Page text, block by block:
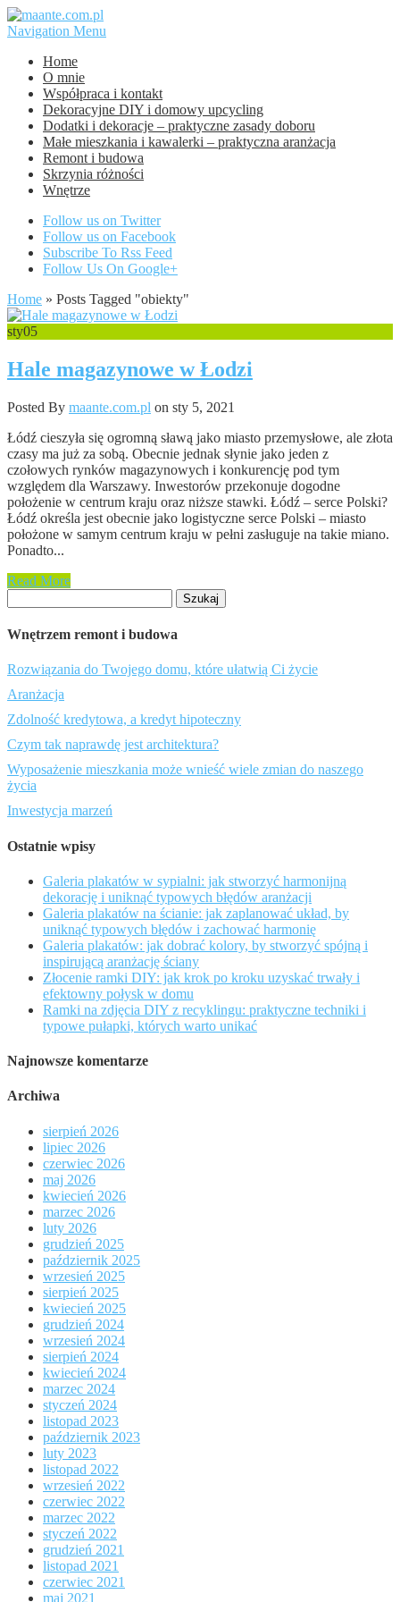
Navigation Menu
Home
O mnie
Współpraca i kontakt
Dekoracyjne DIY i domowy upcycling
Dodatki i dekoracje – praktyczne zasady doboru
Małe mieszkania i kawalerki – praktyczna aranżacja
Remont i budowa
Skrzynia różności
Wnętrze
Follow us on Twitter
Follow us on Facebook
Subscribe To Rss Feed
Follow Us On Google+
Home » Posts Tagged "obiekty"
sty05
Hale magazynowe w Łodzi
Posted By maante.com.pl on sty 5, 2021
Łódź cieszyła się ogromną sławą jako miasto przemysłowe, ale złota
czasy ma już za sobą. Obecnie jednak słynie jako jeden z
czołowych rynków magazynowych i konkurencję pod tym
względem dla Warszawy. Inwestorów przekonuje dogodne
położenie w centrum kraju oraz niższe stawki. Łódź – serce Polski?
Łódź określa jest obecnie jako logistyczne serce Polski – miasto
położone w samym centrum kraju w pełni zasługuje na takie miano.
Ponadto...
Read More
Wnętrzem remont i budowa
Rozwiązania do Twojego domu, które ułatwią Ci życie
Aranżacja
Zdolność kredytowa, a kredyt hipoteczny
Czym tak naprawdę jest architektura?
Wyposażenie mieszkania może wnieść wiele zmian do naszego
życia
Inwestycja marzeń
Ostatnie wpisy
Galeria plakatów w sypialni: jak stworzyć harmonijną
dekorację i uniknąć typowych błędów aranżacji
Galeria plakatów na ścianie: jak zaplanować układ, by
uniknąć typowych błędów i zachować harmonię
Galeria plakatów: jak dobrać kolory, by stworzyć spójną i
inspirującą aranżację ściany
Złocenie ramki DIY: jak krok po kroku uzyskać trwały i
efektowny połysk w domu
Ramki na zdjęcia DIY z recyklingu: praktyczne techniki i
typowe pułapki, których warto unikać
Najnowsze komentarze
Archiwa
sierpień 2026
lipiec 2026
czerwiec 2026
maj 2026
kwiecień 2026
marzec 2026
luty 2026
grudzień 2025
październik 2025
wrzesień 2025
sierpień 2025
kwiecień 2025
grudzień 2024
wrzesień 2024
sierpień 2024
kwiecień 2024
marzec 2024
styczeń 2024
listopad 2023
październik 2023
luty 2023
listopad 2022
wrzesień 2022
czerwiec 2022
marzec 2022
styczeń 2022
grudzień 2021
listopad 2021
czerwiec 2021
maj 2021